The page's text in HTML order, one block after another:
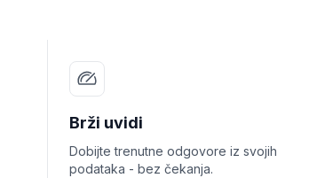
Brži uvidi
Dobijte trenutne odgovore iz svojih
podataka - bez čekanja.